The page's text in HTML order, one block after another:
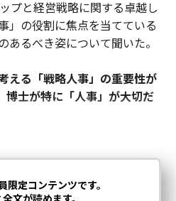
プと経営戦略に関する卓越し
」の役割に焦点を当てている
あるべき姿について聞いた。
える「戦略人事」の重要性が
博士が特に「人事」が大切だ